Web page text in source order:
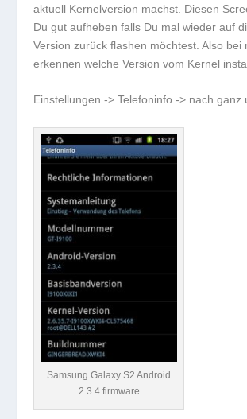
aktuell Kernelversion machst. Diesen
Du gut aufheben falls Du mal wieder auf
Version zurück flashen möchtest. Also bei
erkennen welche Version vom Kernel
Einstellungen -> Telefoninfo -> nach ganz
Samsung Galaxy S2 Android
2.3.4 firmware